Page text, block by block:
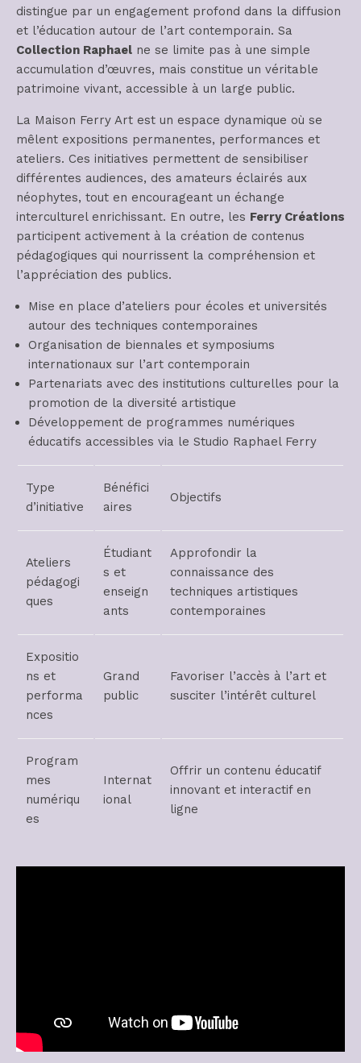
distingue par un engagement profond dans la diffusion
et l’éducation autour de l’art contemporain. Sa
Collection Raphael ne se limite pas à une simple
accumulation d’œuvres, mais constitue un véritable
patrimoine vivant, accessible à un large public.
La Maison Ferry Art est un espace dynamique où se
mêlent expositions permanentes, performances et
ateliers. Ces initiatives permettent de sensibiliser
différentes audiences, des amateurs éclairés aux
néophytes, tout en encourageant un échange
interculturel enrichissant. En outre, les Ferry Créations
participent activement à la création de contenus
pédagogiques qui nourrissent la compréhension et
l’appréciation des publics.
Mise en place d’ateliers pour écoles et universités
autour des techniques contemporaines
Organisation de biennales et symposiums
internationaux sur l’art contemporain
Partenariats avec des institutions culturelles pour la
promotion de la diversité artistique
Développement de programmes numériques
éducatifs accessibles via le Studio Raphael Ferry
Type
d’initiative
Bénéfici
aires
Objectifs
Ateliers
pédagogi
ques
Étudiant
s et
enseign
ants
Approfondir la
connaissance des
techniques artistiques
contemporaines
Expositio
ns et
performa
nces
Grand
public
Favoriser l’accès à l’art et
susciter l’intérêt culturel
Program
mes
numériqu
es
Internat
ional
Offrir un contenu éducatif
innovant et interactif en
ligne